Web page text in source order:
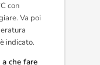
con
Va poi
indicato.
che fare